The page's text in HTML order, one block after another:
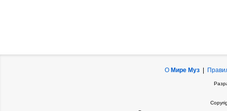
О Мире Муз|